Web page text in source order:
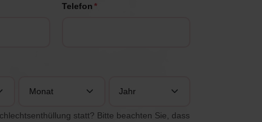
Telefon*
statt? Bitte beachten Sie, dass